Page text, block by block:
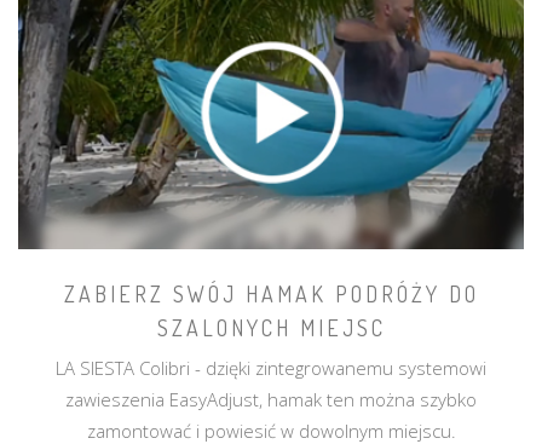
ZABIERZ SWÓJ HAMAK PODRÓŻY DO
SZALONYCH MIEJSC
LA SIESTA Colibri - dzięki zintegrowanemu systemowi
zawieszenia EasyAdjust, hamak ten można szybko
zamontować i powiesić w dowolnym miejscu.